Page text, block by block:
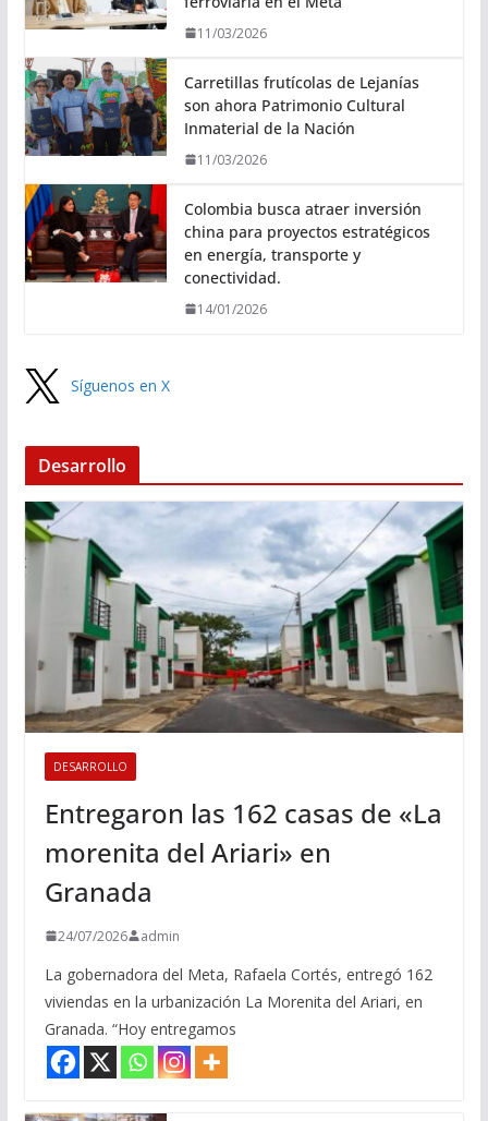
11/03/2026
Carretillas frutícolas de Lejanías
son ahora Patrimonio Cultural
Inmaterial de la Nación
11/03/2026
Colombia busca atraer inversión
china para proyectos estratégicos
en energía, transporte y
conectividad.
14/01/2026
Síguenos en X
Desarrollo
DESARROLLO
Entregaron las 162 casas de «La
morenita del Ariari» en
Granada
24/07/2026 admin
La gobernadora del Meta, Rafaela Cortés, entregó 162
viviendas en la urbanización La Morenita del Ariari, en
Granada. “Hoy entregamos